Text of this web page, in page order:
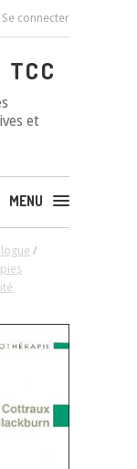
Se connecter
TCC
et
MENU
/